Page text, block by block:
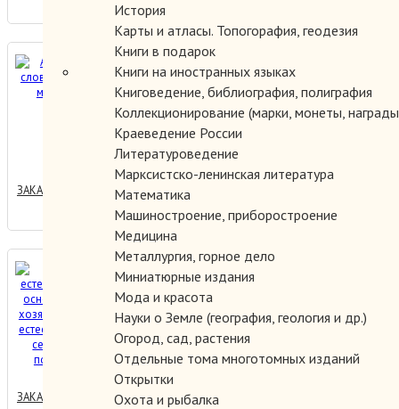
История
Карты и атласы. Топогорафия, геодезия
Книги в подарок
Книги на иностранных языках
Книговедение, библиография, полиграфия
Коллекционирование (марки, монеты,
Краеведение России
Литературоведение
Марксистско-ленинская литература
Математика
Машиностроение, приборостроение
Медицина
Металлургия, горное дело
Миниатюрные издания
Мода и красота
Науки о Земле (география, геология и др.)
Огород, сад, растения
Отдельные тома многотомных изданий
Открытки
Охота и рыбалка
Англо-русский словарь по
черной металлургии.
300.00 руб.
ЗАКАЗАТЬ
Беседы по естествознанию
на основе сельского
хозяйства : Учебник
естествознания для
сельских школ
политграмоты
400.00 руб.
ЗАКАЗАТЬ